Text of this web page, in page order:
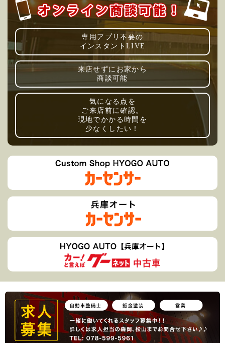
専用アプリ不要の
インスタントLIVE
来店せずにお家から
商談可能
気になる点を
ご来店前に確認。
現地でかかる時間を
少なくしたい！